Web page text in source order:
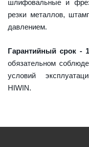
шлифовальные и
резки металлов,
давлением.
Гарантийный срок -
обязательном
условий
HIWIN.